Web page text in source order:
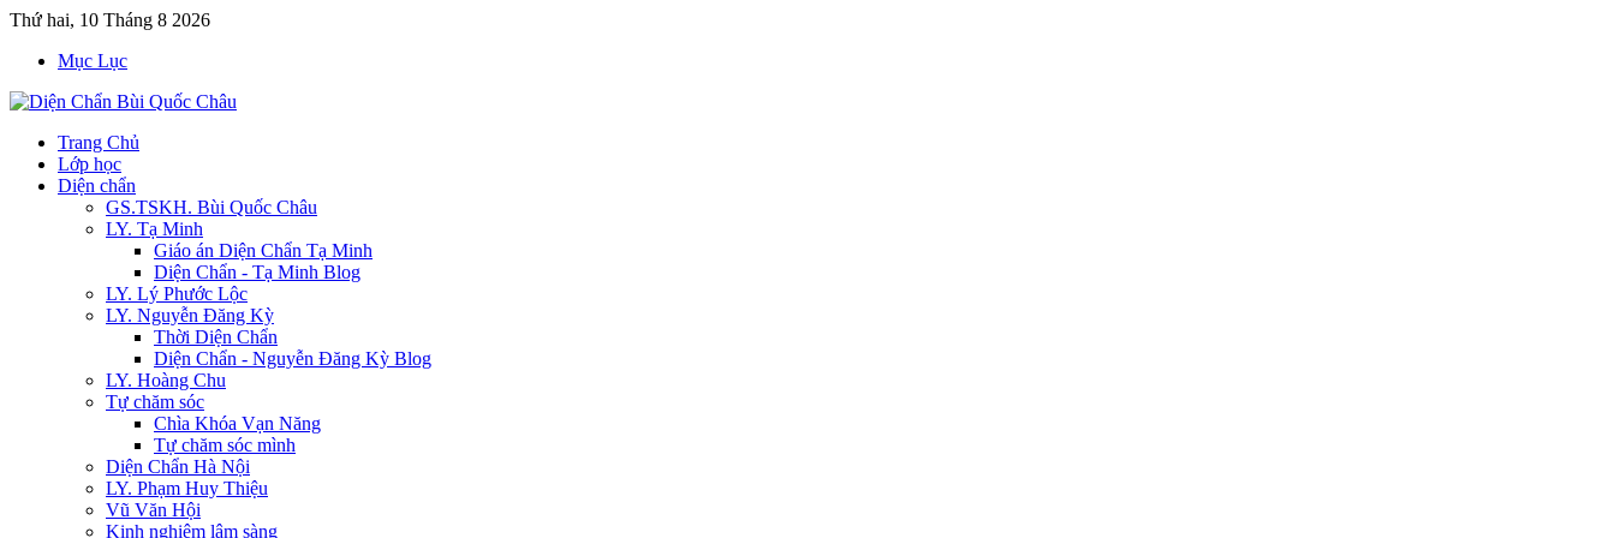
Thứ hai, 10 Tháng 8 2026
Mục Lục
Trang Chủ
Lớp học
Diện chẩn
GS.TSKH. Bùi Quốc Châu
LY. Tạ Minh
Giáo án Diện Chẩn Tạ Minh
Diện Chẩn - Tạ Minh Blog
LY. Lý Phước Lộc
LY. Nguyễn Đăng Kỳ
Thời Diện Chẩn
Diện Chẩn - Nguyễn Đăng Kỳ Blog
LY. Hoàng Chu
Tự chăm sóc
Chìa Khóa Vạn Năng
Tự chăm sóc mình
Diện Chẩn Hà Nội
LY. Phạm Huy Thiệu
Vũ Văn Hội
Kinh nghiệm lâm sàng